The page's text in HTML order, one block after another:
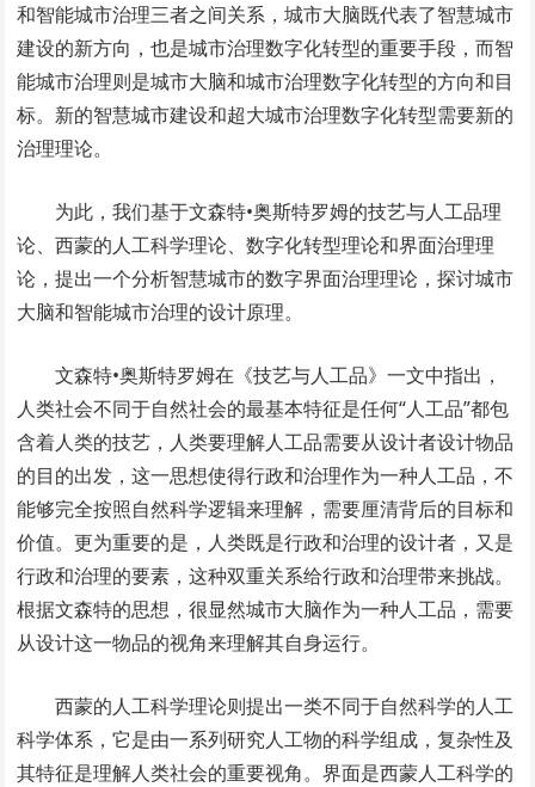
和智能城市治理三者之间关系，城市大脑既代表了智慧城市
建设的新方向，也是城市治理数字化转型的重要手段，而智
能城市治理则是城市大脑和城市治理数字化转型的方向和目
标。新的智慧城市建设和超大城市治理数字化转型需要新的
治理理论。
为此，我们基于文森特•奥斯特罗姆的技艺与人工品理
论、西蒙的人工科学理论、数字化转型理论和界面治理理
论，提出一个分析智慧城市的数字界面治理理论，探讨城市
大脑和智能城市治理的设计原理。
文森特•奥斯特罗姆在《技艺与人工品》一文中指出，
人类社会不同于自然社会的最基本特征是任何“人工品”都包
含着人类的技艺，人类要理解人工品需要从设计者设计物品
的目的出发，这一思想使得行政和治理作为一种人工品，不
能够完全按照自然科学逻辑来理解，需要厘清背后的目标和
价值。更为重要的是，人类既是行政和治理的设计者，又是
行政和治理的要素，这种双重关系给行政和治理带来挑战。
根据文森特的思想，很显然城市大脑作为一种人工品，需要
从设计这一物品的视角来理解其自身运行。
西蒙的人工科学理论则提出一类不同于自然科学的人工
科学体系，它是由一系列研究人工物的科学组成，复杂性及
其特征是理解人类社会的重要视角。界面是西蒙人工科学的